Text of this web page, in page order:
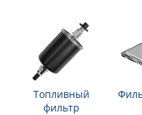
Топливный
фильтр